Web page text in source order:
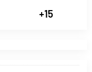
+15